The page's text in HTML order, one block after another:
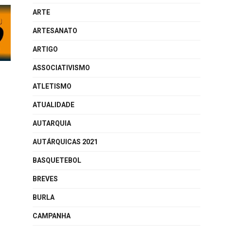
ARTE
ARTESANATO
ARTIGO
ASSOCIATIVISMO
ATLETISMO
ATUALIDADE
AUTARQUIA
AUTÁRQUICAS 2021
BASQUETEBOL
BREVES
BURLA
CAMPANHA